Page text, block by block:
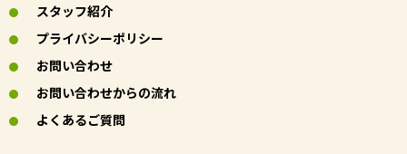
スタッフ紹介
プライバシーポリシー
お問い合わせ
お問い合わせからの流れ
よくあるご質問